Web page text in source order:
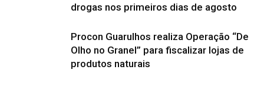
drogas nos primeiros dias de agosto
Procon Guarulhos realiza Operação “De
Olho no Granel” para fiscalizar lojas de
produtos naturais